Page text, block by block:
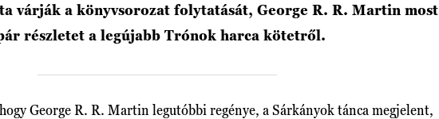
várják a könyvsorozat folytatását, George R. R. Martin most
részletet a legújabb Trónok harca kötetről.
George R. R. Martin legutóbbi regénye, a Sárkányok tánca megjelent,